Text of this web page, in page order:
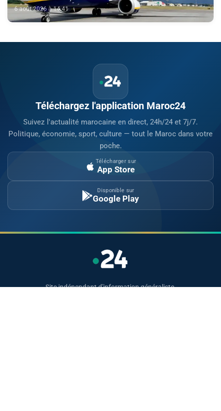
6 août 2026 à 14:41
Téléchargez l'application Maroc24
Suivez l'actualité marocaine en direct, 24h/24 et 7j/7.
Politique, économie, sport, culture — tout le Maroc dans votre
poche.
Télécharger sur
App Store
Disponible sur
Google Play
Site indépendant d'information généraliste.